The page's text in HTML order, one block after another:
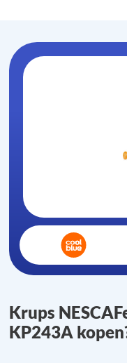
Krups
KP243A